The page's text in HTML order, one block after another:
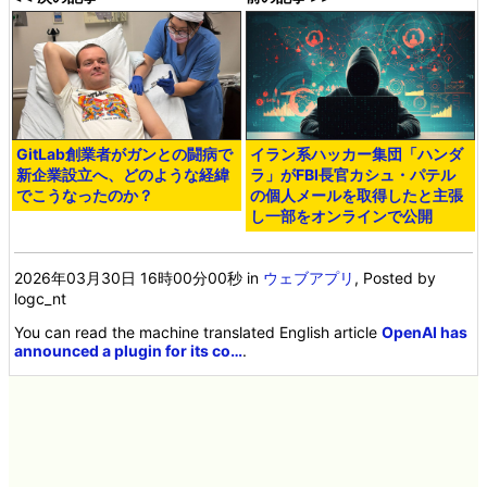
GitLab創業者がガンとの闘病で
新企業設立へ、どのような経緯
でこうなったのか？
イラン系ハッカー集団「ハンダ
ラ」がFBI長官カシュ・パテル
の個人メールを取得したと主張
し一部をオンラインで公開
2026年03月30日 16時00分00秒 in ウェブアプリ , Posted by
logc_nt
You can read the machine translated English articleOpenAI has
announced a plugin for its co….